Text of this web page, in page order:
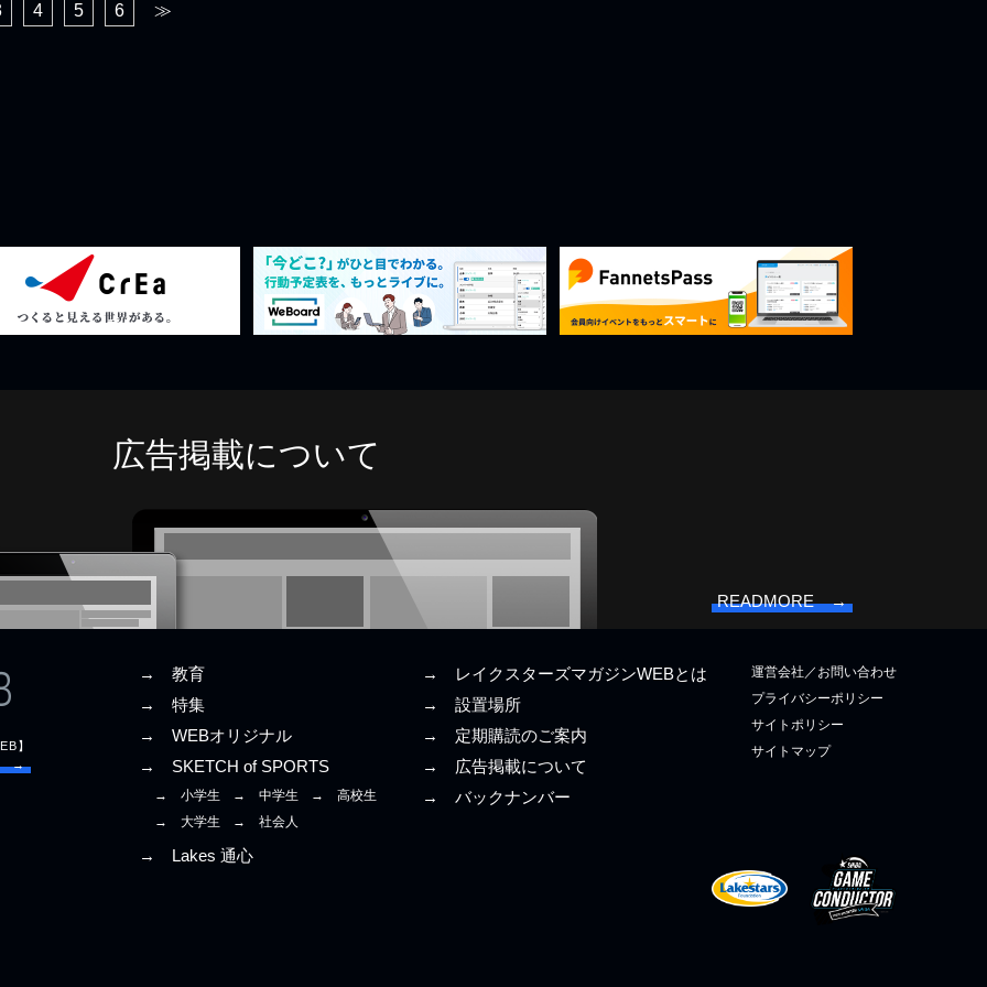
4 5 6 ≫
広告掲載について
READMORE →
】
→
→ 教育
→ 特集
→ WEBオリジナル
→ SKETCH of SPORTS
→ 小学生 → 中学生
→ 高校生
→ 大学生
→ 社会人
→ Lakes 通心
→ レイクスターズマガジンWEBとは
→ 設置場所
→ 定期購読のご案内
→ 広告掲載について
→ バックナンバー
運営会社／お問い合わせ
プライバシーポリシー
サイトポリシー
サイトマップ